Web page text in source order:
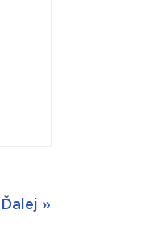
Ďalej »